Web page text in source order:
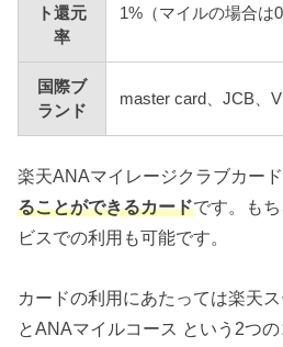
ト還元
率
1%（マイルの場合は
国際ブ
ランド
master card、JCB、
楽天ANAマイレージクラブカー
ることができるカードです。も
ビスでの利用も可能です。
カードの利用にあたっては楽天
とANAマイルコース という2つ